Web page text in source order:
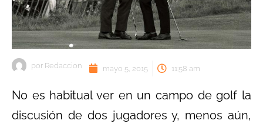
por Redaccion mayo 5, 2015 11:58 am
No es habitual ver en un campo de golf la
discusión de dos jugadores y, menos aún,